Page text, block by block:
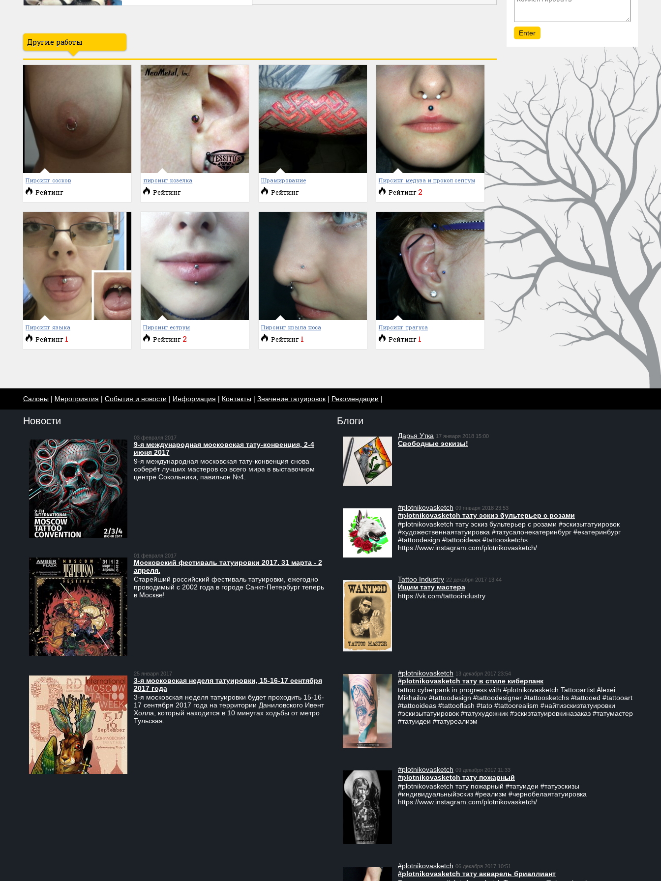
Другие работы
Пирсинг сосков
Рейтинг
пирсинг козелка
Рейтинг
Шрамирование
Рейтинг
Пирсинг медуза и прокол септум
Рейтинг 2
Пирсинг языка
Рейтинг 1
Пирсинг еструм
Рейтинг 2
Пирсинг крыла носа
Рейтинг 1
Пирсинг трагуса
Рейтинг 1
Салоны | Мероприятия | События и новости | Информация | Контакты | Значение татуировок | Рекомендации |
Новости
03 февраля 2017
9-я международная московская тату-конвенция, 2-4
июня 2017
9-я международная московская тату-конвенция снова
соберёт лучших мастеров со всего мира в выставочном
центре Сокольники, павильон №4.
01 февраля 2017
Московский фестиваль татуировки 2017. 31 марта - 2
апреля.
Старейший российский фестиваль татуировки, ежегодно
проводимый с 2002 года в городе Санкт-Петербург теперь
в Москве!
25 января 2017
3-я московская неделя татуировки, 15-16-17 сентября
2017 года
3-я московская неделя татуировки будет проходить 15-16-
17 сентября 2017 года на территории Даниловского Ивент
Холла, который находится в 10 минутах ходьбы от метро
Тульская.
Блоги
Дарья Утка 17 января 2018 15:00
Свободные эскизы!
#plotnikovasketch 09 января 2018 23:53
#plotnikovasketch тату эскиз бультерьер с розами
#plotnikovasketch тату эскиз бультерьер с розами #эскизытатуировок
#художественнаятатуировка #татусалонекатеринбург #екатеринбург
#tattoodesign #tattooideas #tattoosketchs
https://www.instagram.com/plotnikovasketch/
Tattoo Industry 22 декабря 2017 13:44
Ищим тату мастера
https://vk.com/tattooindustry
#plotnikovasketch 13 декабря 2017 23:54
#plotnikovasketch тату в стиле киберпанк
tattoo cyberpank in progress with #plotnikovasketch Tattooartist Alexei
Mikhailov #tattoodesign #tattoodesigner #tattoosketchs #tattooed #tattooart
#tattooideas #tattooflash #tato #tattoorealism #найтиэскизтатуировки
#эскизытатуировок #татухудожник #эскизтатуировкиназаказ #татумастер
#татуидеи #татуреализм
#plotnikovasketch 09 декабря 2017 11:33
#plotnikovasketch тату пожарный
#plotnikovasketch тату пожарный #татуидеи #татуэскизы
#индивидуальныйэскиз #реализм #чернобелаятатуировка
https://www.instagram.com/plotnikovasketch/
#plotnikovasketch 06 декабря 2017 10:51
#plotnikovasketch тату акварель бриаллиант